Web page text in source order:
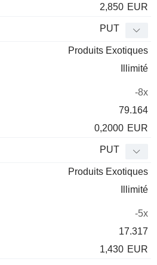
2,850 EUR
PUT
Produits Exotiques
Illimité
-8x
79.164
0,2000 EUR
PUT
Produits Exotiques
Illimité
-5x
17.317
1,430 EUR